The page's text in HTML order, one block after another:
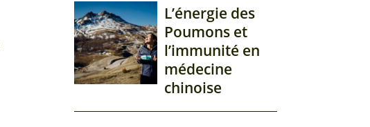
L’énergie des
Poumons et
l’immunité en
médecine
chinoise